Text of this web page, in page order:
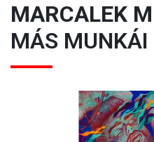
MARCALEK
MÁS MUNKÁI